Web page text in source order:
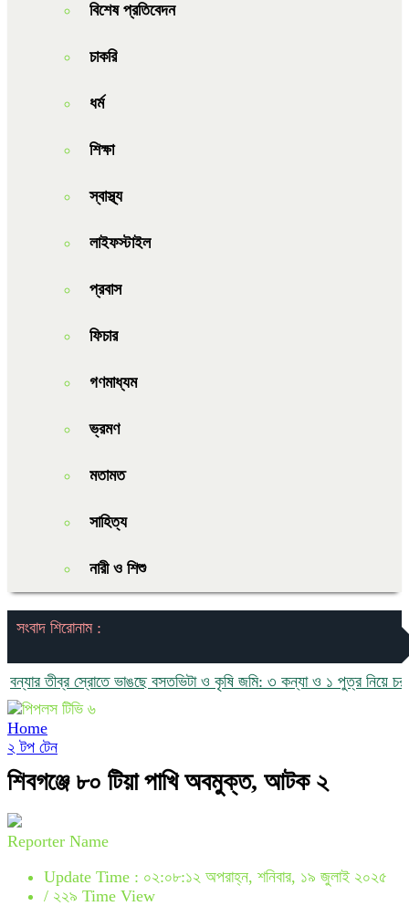
বিশেষ প্রতিবেদন
চাকরি
ধর্ম
শিক্ষা
স্বাস্থ্য
লাইফস্টাইল
প্রবাস
ফিচার
গণমাধ্যম
ভ্রমণ
মতামত
সাহিত্য
নারী ও শিশু
সংবাদ শিরোনাম :
তীব্র স্রোতে ভাঙছে বসতভিটা ও কৃষি জমি: ৩ কন্যা ও ১ পুত্র নিয়ে চরম
Home
২ টপ টেন
শিবগঞ্জে ৮০ টিয়া পাখি অবমুক্ত, আটক ২
Reporter Name
Update Time : ০২:০৮:১২ অপরাহ্ন, শনিবার, ১৯ জুলাই ২০২৫
/ ২২৯ Time View